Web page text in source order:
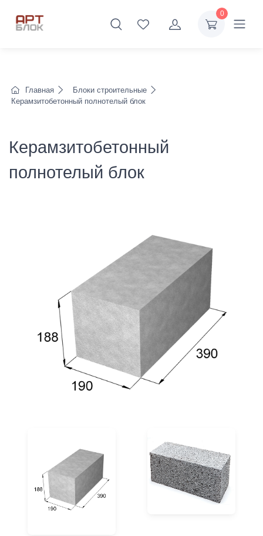
0
Главная
Блоки строительные
Керамзитобетонный полнотелый блок
Керамзитобетонный
полнотелый блок